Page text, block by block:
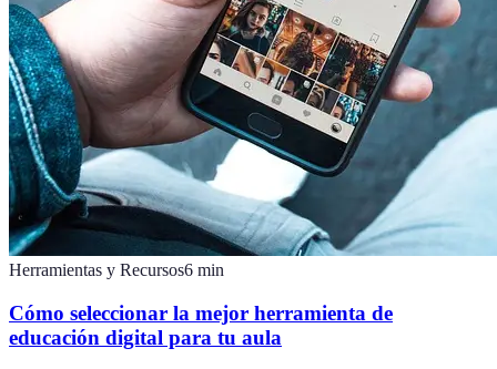
Herramientas y Recursos6 min
Cómo seleccionar la mejor herramienta de
educación digital para tu aula